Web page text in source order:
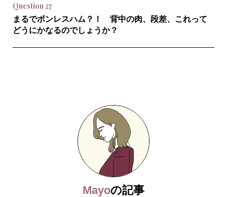
Question 27
まるでボンレスハム？！ 背中の肉、段差、これって
どうにかなるのでしょうか？
Mayoの記事